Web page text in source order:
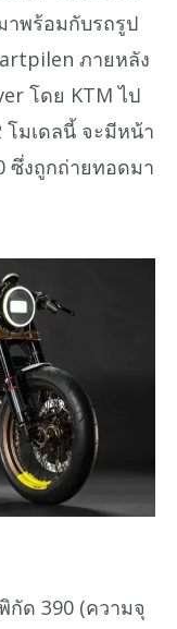
าพร้อมกับรถรูป
ภายหลัง
โดย KTM ไป
โมเดลนี้ จะมีหน้า
ซึ่งถูกถ่ายทอดมา
กัด 390 (ความจุ